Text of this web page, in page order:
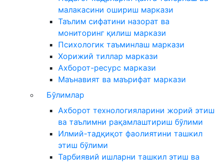
малакасини ошириш маркази
Таълим сифатини назорат ва
мониторинг қилиш маркази
Психологик таъминлаш маркази
Хорижий тиллар маркази
Ахборот-ресурс маркази
Маънавият ва маърифат маркази
Бўлимлар
Ахборот технологияларини жорий этиш
ва таълимни рақамлаштириш бўлими
Илмий-тадқиқот фаолиятини ташкил
этиш бўлими
Тарбиявий ишларни ташкил этиш ва